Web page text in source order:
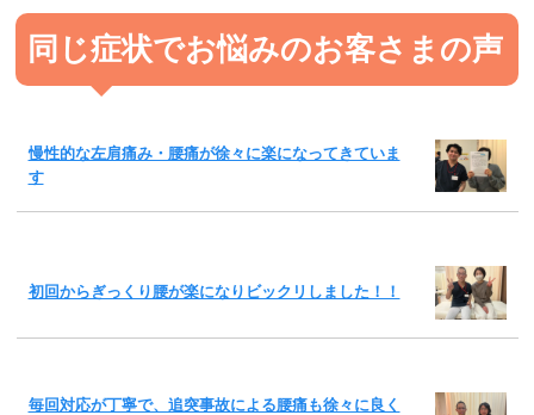
同じ症状でお悩みのお客さまの声
慢性的な左肩痛み・腰痛が徐々に楽になってきていま
す
初回からぎっくり腰が楽になりビックリしました！！
毎回対応が丁寧で、追突事故による腰痛も徐々に良く